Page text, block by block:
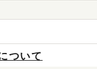
ついて